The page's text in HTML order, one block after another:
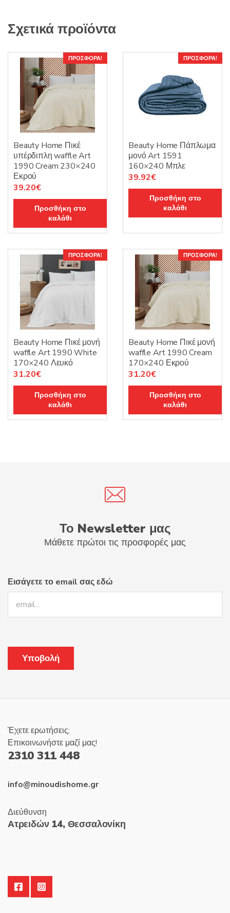
Σχετικά προϊόντα
ΠΡΟΣΦΟΡΆ!
Beauty Home Πικέ
υπέρδιπλη waffle Art
1990 Cream 230×240
Εκρού
Original
price
39.20€Η
τρέχουσα
τιμή
είναι:
39.20€.
Προσθήκη στο
καλάθι
ΠΡΟΣΦΟΡΆ!
Beauty Home Πάπλωμα
μονό Art 1591
160×240 Μπλε
Original
price
39.92€Η
τρέχουσα
τιμή
είναι:
Προσθήκη στο
καλάθι
ΠΡΟΣΦΟΡΆ!
Beauty Home Πικέ μονή
waffle Art 1990 White
170×240 Λευκό
Original
price
31.20€Η
τρέχουσα
τιμή
είναι:
31.20€.
Προσθήκη στο
καλάθι
ΠΡΟΣΦΟΡΆ!
Beauty Home Πικέ μονή
waffle Art 1990 Cream
170×240 Εκρού
Original
price
31.20€Η
τρέχουσα
τιμή
είναι:
31.20€.
Προσθήκη στο
καλάθι
Το Newsletter μας
Μάθετε πρώτοι τις προσφορές μας
Εισάγετε το email σας εδώ
Έχετε ερωτήσεις;
Επικοινωνήστε μαζί μας!
2310 311 448
info@minoudishome.gr
Διεύθυνση
Ατρειδών 14, Θεσσαλονίκη